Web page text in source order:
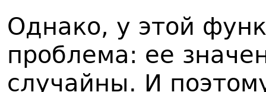
Однако, у этой
проблема: ее
случайны. И